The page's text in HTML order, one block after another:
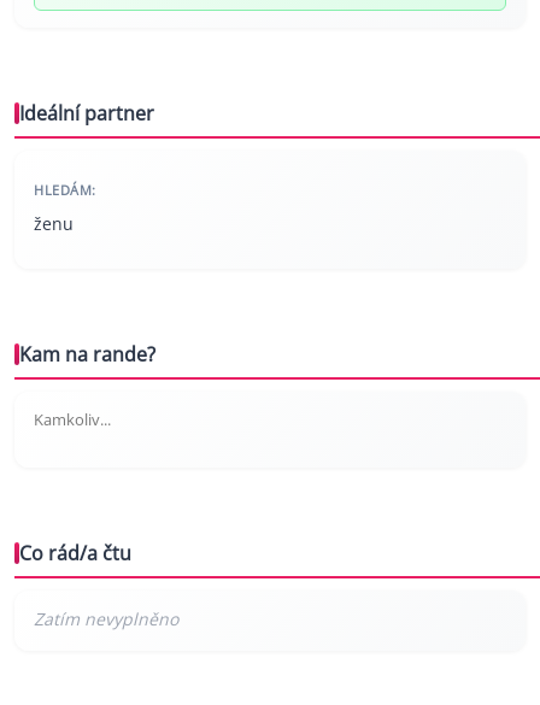
Ideální partner
HLEDÁM:
ženu
Kam na rande?
Kamkoliv...
Co rád/a čtu